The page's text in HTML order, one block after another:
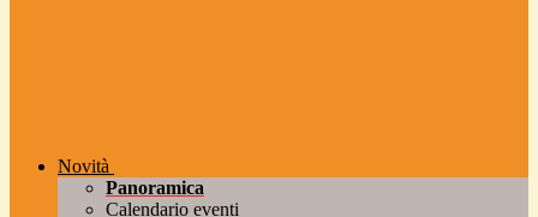
Novità
Panoramica
Calendario eventi